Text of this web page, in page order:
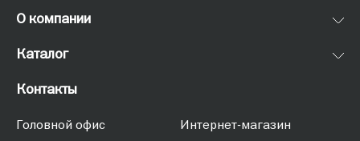
О компании
Каталог
Контакты
Головной офис
Интернет-магазин